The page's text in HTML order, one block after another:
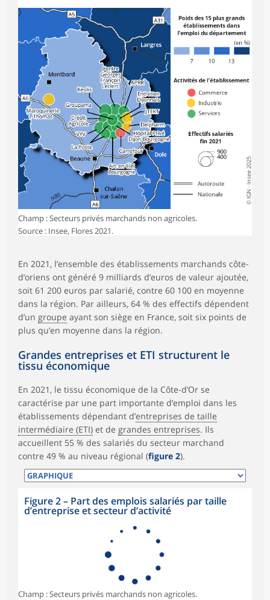
Champ : Secteurs privés marchands non agricoles.
Source : Insee, Flores 2021.
En 2021, l’ensemble des établissements marchands côte-
d’oriens ont généré 9 milliards d’euros de valeur ajoutée,
soit 61 200 euros par salarié, contre 60 100 en moyenne
dans la région. Par ailleurs, 64 % des effectifs dépendent
d’un groupe ayant son siège en France, soit six points de
plus qu’en moyenne dans la région.
Grandes entreprises et ETI structurent le
tissu économique
En 2021, le tissu économique de la Côte-d’Or se
caractérise par une part importante d’emploi dans les
établissements dépendant d’entreprises de taille
intermédiaire (ETI) et de grandes entreprises. Ils
accueillent 55 % des salariés du secteur marchand
contre 49 % au niveau régional (figure 2).
Figure 2– Part des emplois salariés par taille
d’entreprise et secteur d’activité
Champ : Secteurs privés marchands non agricoles.